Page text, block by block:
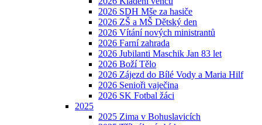
2026 SDH Mše za hasiče
2026 ZŠ a MŠ Dětský den
2026 Vítání nových ministrantů
2026 Farní zahrada
2026 Jubilanti Maschik Jan 83 let
2026 Boží Tělo
2026 Zájezd do Bílé Vody a Maria Hilf
2026 Senioři vaječina
2026 SK Fotbal žáci
2025
2025 Zima v Bohuslavicích